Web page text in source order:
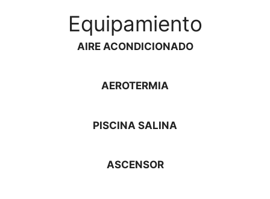
Equipamiento
AIRE ACONDICIONADO
AEROTERMIA
PISCINA SALINA
ASCENSOR